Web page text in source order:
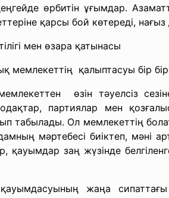
өрбитін ұғымдар.
қарсы бой көтереді,
мен өзара қатынасы
мемлекеттің қалыптасуы бір
өзін тәуелсіз
партиялар мен
Ол мемлекеттің
мәртебесі биіктеп, мәні
қауымдар заң жүзінде
жаңа